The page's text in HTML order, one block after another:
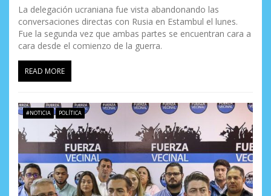
La delegación ucraniana fue vista abandonando las
conversaciones directas con Rusia en Estambul el lunes.
Fue la segunda vez que ambas partes se encuentran cara a
cara desde el comienzo de la guerra.
READ MORE
#NOTICIA POLÍTICA